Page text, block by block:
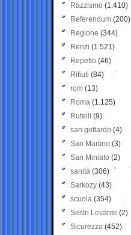
Razzismo (1.410)
Referendum (200)
Regione (344)
Renzi (1.521)
Repetto (46)
Rifiuti (84)
rom (13)
Roma (1.125)
Rutelli (9)
san gottardo (4)
San Martino (3)
San Miniato (2)
sanità (306)
Sarkozy (43)
scuola (354)
Sestri Levante (2)
Sicurezza (452)